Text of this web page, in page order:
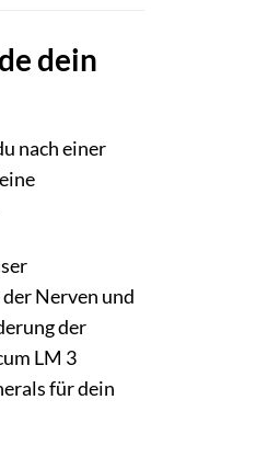
dein
nach einer
Nerven und
der
LM 3
für dein